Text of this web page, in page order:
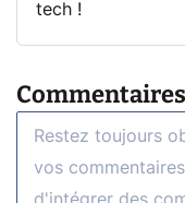
tech !